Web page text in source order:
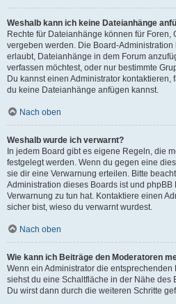
Weshalb kann ich keine Dateianhänge
Rechte für Dateianhänge können für
vergeben werden. Die Board-
erlaubt, Dateianhänge in dem Forum
verfassen möchtest, oder nur bestimmte
Du kannst einen Administrator
du keine Dateianhänge anfügen kannst.
Nach oben
Weshalb wurde ich verwarnt?
In jedem Board gibt es eigene Regeln, die
festgelegt werden. Wenn du gegen eine
sie dir eine Verwarnung erteilen. Bitte
Administration dieses Boards ist und phpBB
Verwarnung zu tun hat. Kontaktiere einen
sicher bist, wieso du verwarnt wurdest.
Nach oben
Wie kann ich Beiträge den Moderatoren
Wenn ein Administrator die
siehst du eine Schaltfläche in der Nähe des
Du wirst dann durch die weiteren Schritte